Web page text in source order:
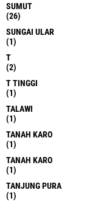
SUMUT
(26)
SUNGAI ULAR
(1)
T
(2)
T TINGGI
(1)
TALAWI
(1)
TANAH KARO
(1)
TANAH KARO
(1)
TANJUNG PURA
(1)